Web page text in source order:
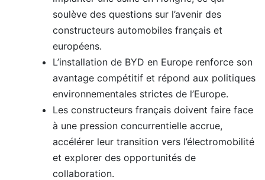
soulève des questions sur l’avenir des
constructeurs automobiles français et
européens.
L’installation de BYD en Europe renforce son
avantage compétitif et répond aux politiques
environnementales strictes de l’Europe.
Les constructeurs français doivent faire face
à une pression concurrentielle accrue,
accélérer leur transition vers l’électromobilité
et explorer des opportunités de
collaboration.